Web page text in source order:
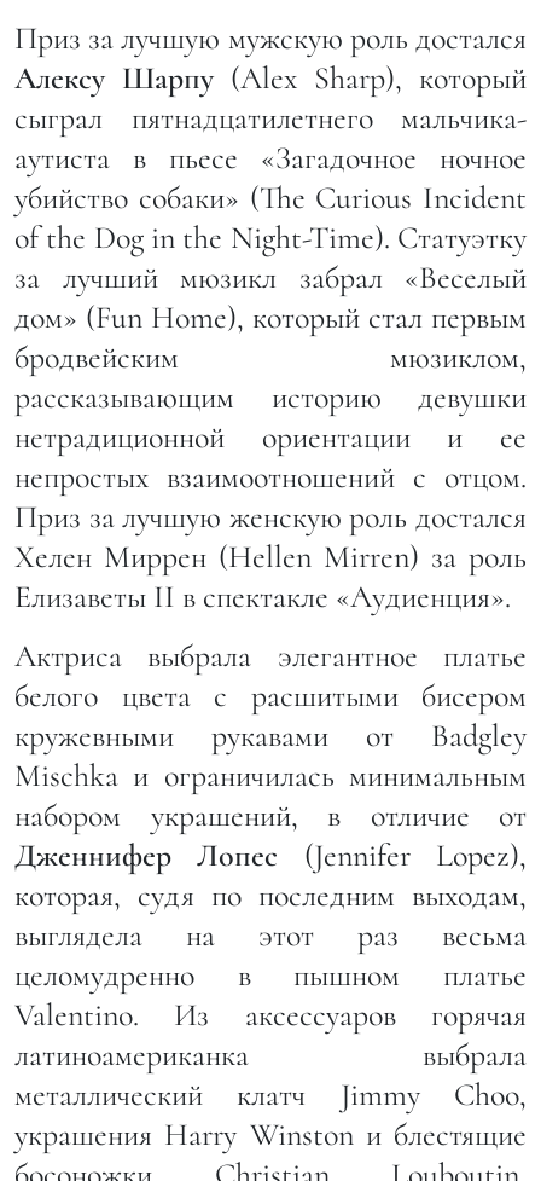
Приз за лучшую мужскую роль достался
Алексу Шарпу(Alex Sharp), который
сыграл пятнадцатилетнего мальчика-
аутиста в пьесе «Загадочное ночное
убийство собаки» (The Curious Incident
of the Dog in the Night-Time). Статуэтку
за лучший мюзикл забрал «Веселый
дом» (Fun Home), который стал первым
бродвейским мюзиклом,
рассказывающим историю девушки
нетрадиционной ориентации и ее
непростых взаимоотношений с отцом.
Приз за лучшую женскую роль достался
Хелен Миррен (Hellen Mirren) за роль
Елизаветы II в спектакле «Аудиенция».
Актриса выбрала элегантное платье
белого цвета с расшитыми бисером
кружевными рукавами от Badgley
Mischka и ограничилась минимальным
набором украшений, в отличие от
Дженнифер Лопес (Jennifer Lopez),
которая, судя по последним выходам,
выглядела на этот раз весьма
целомудренно в пышном платье
Valentino. Из аксессуаров горячая
латиноамериканка выбрала
металлический клатч Jimmy Choo,
украшения Harry Winston и блестящие